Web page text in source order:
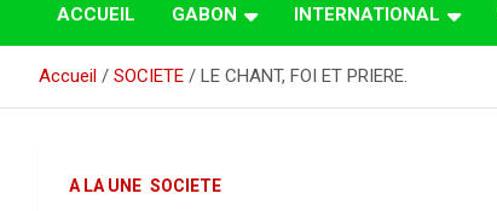
ACCUEIL GABON INTERNATIONAL
Accueil SOCIETE LE CHANT, FOI ET PRIERE.
A LA UNE SOCIETE